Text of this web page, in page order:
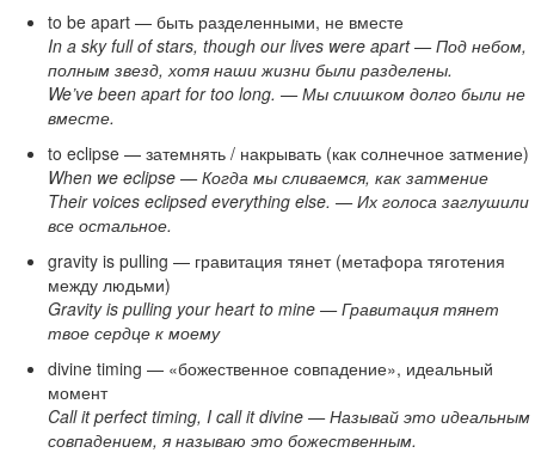
to be apart — быть разделенными, не вместе
In a sky full of stars, though our lives were apart — Под небом,
полным звезд, хотя наши жизни были разделены.
We’ve been apart for too long. — Мы слишком долго были не
вместе.
to eclipse — затемнять / накрывать (как солнечное затмение)
When we eclipse — Когда мы сливаемся, как затмение
Their voices eclipsed everything else. — Их голоса заглушили
все остальное.
gravity is pulling — гравитация тянет (метафора тяготения
между людьми)
Gravity is pulling your heart to mine — Гравитация тянет
твое сердце к моему
divine timing — «божественное совпадение», идеальный
момент
Call it perfect timing, I call it divine — Называй это идеальным
совпадением, я называю это божественным.